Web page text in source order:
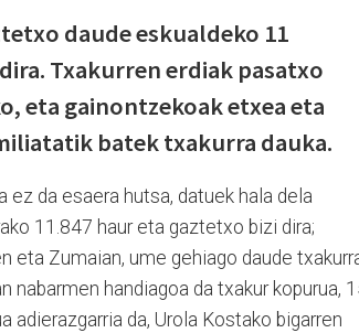
daude eskualdeko 11
Txakurren erdiak pasatxo
eta gainontzekoak etxea eta
batek txakurra dauka.
ez da esaera hutsa, datuek hala dela
11.847 haur eta gaztetxo bizi dira;
eta Zumaian, ume gehiago daude
nabarmen handiagoa da txakur kopurua,
da, Urola Kostako bigarren